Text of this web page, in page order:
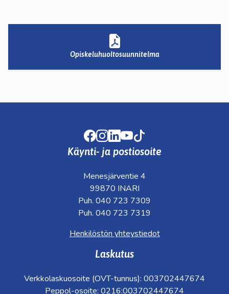
Opiskeluhuoltosuunnitelma
Facebook
Instagram
LinkedIn
Youtube
Käynti- ja postiosoite
Menesjärventie 4
99870 INARI
Puh. 040 723 7309
Puh. 040 723 7319
Henkilöstön yhteystiedot
Laskutus
Verkkolaskuosoite (OVT-tunnus): 003702447674
Peppol-osoite: 0216:003702447674